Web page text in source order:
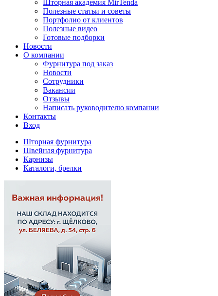
Шторная академия MirTenda
Полезные статьи и советы
Портфолио от клиентов
Полезные видео
Готовые подборки
Новости
О компании
Фурнитура под заказ
Новости
Сотрудники
Вакансии
Отзывы
Написать руководителю компании
Контакты
Вход
Шторная фурнитура
Швейная фурнитура
Карнизы
Каталоги, брелки